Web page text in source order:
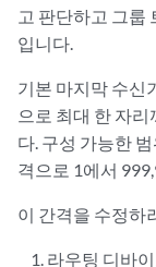
고 판단하고 그룹
입니다.
기본 마지막 수신
으로 최대 한 자
다. 구성 가능한
격으로 1에서
이 간격을 수정하
라우팅 디바